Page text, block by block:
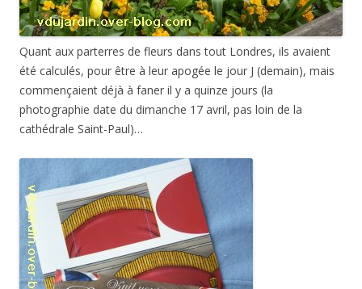
Quant aux parterres de fleurs dans tout Londres, ils avaient
été calculés, pour être à leur apogée le jour J (demain), mais
commençaient déjà à faner il y a quinze jours (la
photographie date du dimanche 17 avril, pas loin de la
cathédrale Saint-Paul)…